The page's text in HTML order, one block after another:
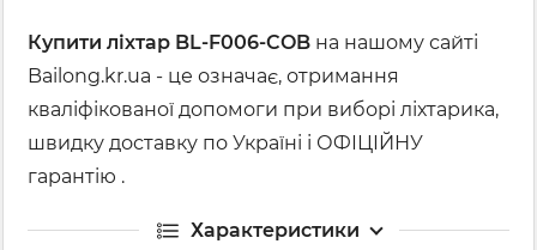
Купити ліхтар BL-F006-COB на нашому сайті
Bailong.kr.ua - це означає, отримання
кваліфікованої допомоги при виборі ліхтарика,
швидку доставку по Україні і ОФІЦІЙНУ
гарантію .
Характеристики